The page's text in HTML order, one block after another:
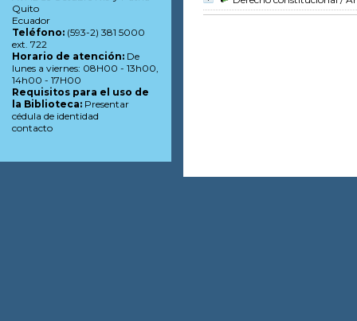
Quito
Ecuador
Teléfono: (593-2) 381 5000
ext. 722
Horario de atención: De
lunes a viernes: 08H00 - 13h00,
14h00 - 17H00
Requisitos para el uso de
la Biblioteca: Presentar
cédula de identidad
contacto